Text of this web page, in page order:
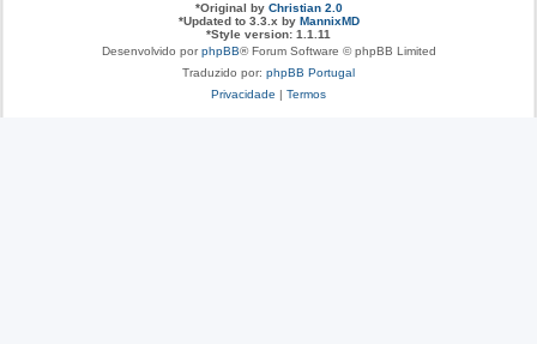
*Original by Christian 2.0
*Updated to 3.3.x by MannixMD
*Style version: 1.1.11
Desenvolvido porphpBB® Forum Software © phpBB Limited
Traduzido por: phpBB Portugal
Privacidade
Termos